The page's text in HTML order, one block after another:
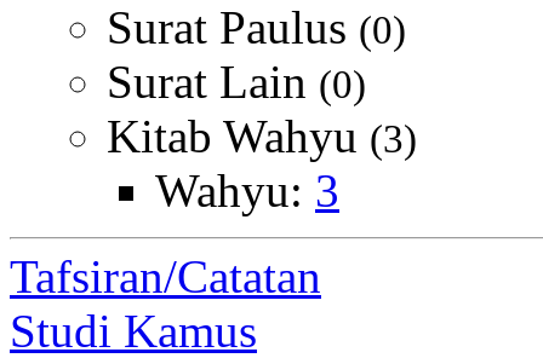
Surat Paulus (0)
Surat Lain (0)
Kitab Wahyu (3)
Wahyu: 3
Tafsiran/Catatan
Studi Kamus